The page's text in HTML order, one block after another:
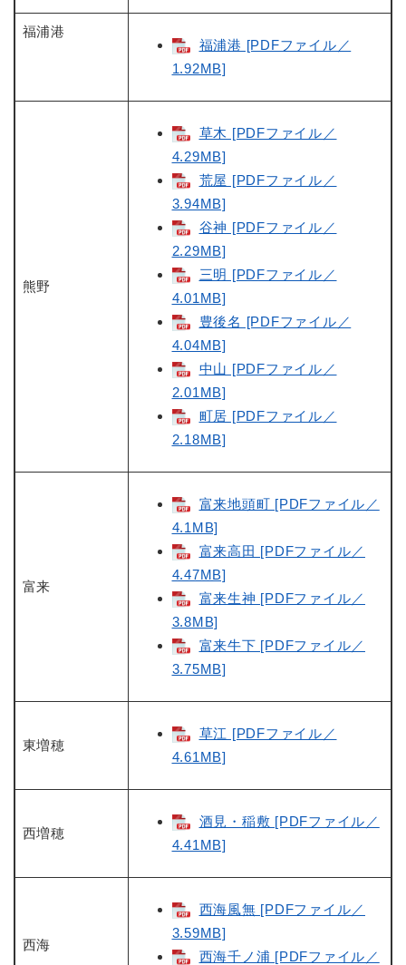
福浦港
福浦港 [PDFファイル／
1.92MB]
熊野
草木 [PDFファイル／
4.29MB]
荒屋 [PDFファイル／
3.94MB]
谷神 [PDFファイル／
2.29MB]
三明 [PDFファイル／
4.01MB]
豊後名 [PDFファイル／
4.04MB]
中山 [PDFファイル／
2.01MB]
町居 [PDFファイル／
2.18MB]
富来
富来地頭町 [PDFファイル／
4.1MB]
富来高田 [PDFファイル／
4.47MB]
富来生神 [PDFファイル／
3.8MB]
富来牛下 [PDFファイル／
3.75MB]
東増穂
草江 [PDFファイル／
4.61MB]
西増穂
酒見・稲敷 [PDFファイル／
4.41MB]
西海
西海風無 [PDFファイル／
3.59MB]
西海千ノ浦 [PDFファイル／